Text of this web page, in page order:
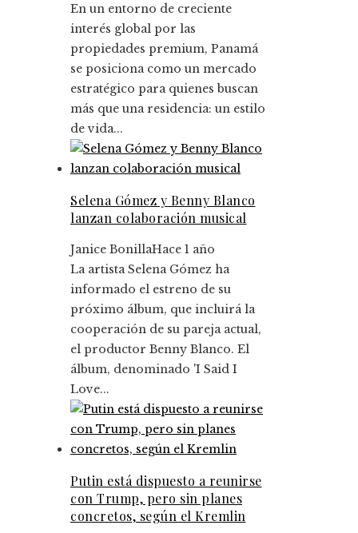
En un entorno de creciente
interés global por las
propiedades premium, Panamá
se posiciona como un mercado
estratégico para quienes buscan
más que una residencia: un estilo
de vida...
Selena Gómez y Benny Blanco
lanzan colaboración musical
Janice BonillaHace 1 año
La artista Selena Gómez ha
informado el estreno de su
próximo álbum, que incluirá la
cooperación de su pareja actual,
el productor Benny Blanco. El
álbum, denominado 'I Said I
Love...
Putin está dispuesto a reunirse
con Trump, pero sin planes
concretos, según el Kremlin